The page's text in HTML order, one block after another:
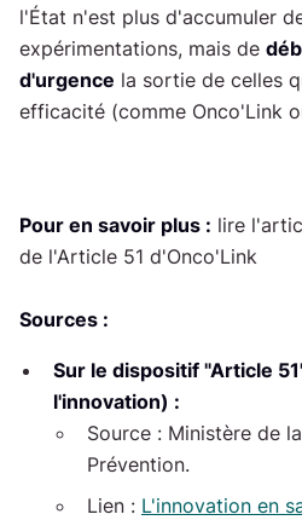
l'État n'est plus d'accumuler
expérimentations, mais de
d'urgence la sortie de celles
efficacité (comme Onco'Link
Pour en savoir plus : lire
de l'Article 51 d'Onco'Link
Sources :
Sur le dispositif "Article
l'innovation) :
Source : Ministère de
Prévention.
Lien : L'innovation en